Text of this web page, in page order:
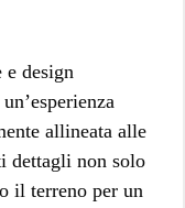
e design
allineata alle
dettagli non solo
il terreno per un